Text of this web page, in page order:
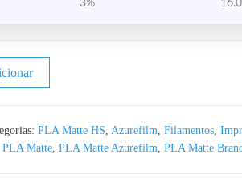
3%
PLA Matte HS, Azurefilm, Filamentos,
PLA Matte, PLA Matte Azurefilm, PLA Matte